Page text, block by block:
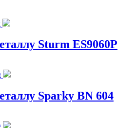
Sturm ES9060Р
Sparky BN 604